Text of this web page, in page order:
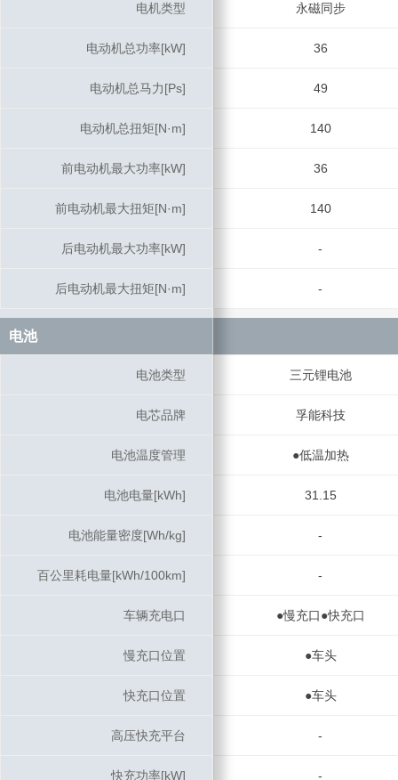
电机类型 永磁同步
电动机总功率[kW] 36
电动机总马力[Ps] 49
电动机总扭矩[N·m] 140
前电动机最大功率[kW] 36
前电动机最大扭矩[N·m] 140
后电动机最大功率[kW] -
后电动机最大扭矩[N·m] -
电池
电池类型 三元锂电池
电芯品牌 孚能科技
电池温度管理 ●低温加热
电池电量[kWh] 31.15
电池能量密度[Wh/kg] -
百公里耗电量[kWh/100km] -
车辆充电口 ●慢充口●快充口
慢充口位置 ●车头
快充口位置 ●车头
高压快充平台 -
快充功率[kW] -
电机类型
电动机总功率[kW]
电动机总马力[Ps]
电动机总扭矩[N·m]
前电动机最大功率[kW]
前电动机最大扭矩[N·m]
后电动机最大功率[kW]
后电动机最大扭矩[N·m]
电池
电池类型
电芯品牌
电池温度管理
电池电量[kWh]
电池能量密度[Wh/kg]
百公里耗电量[kWh/100km]
车辆充电口
慢充口位置
快充口位置
高压快充平台
快充功率[kW]